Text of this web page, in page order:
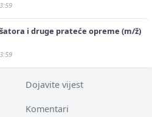
i druge prateće opreme (m/ž)
Dojavite vijest
Komentari